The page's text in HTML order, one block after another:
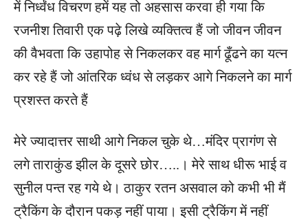
में निर्ध्वंध विचरण हमें यह तो अहसास करवा ही गया कि
रजनीश तिवारी एक पढ़े लिखे व्यक्तित्व हैं जो जीवन जीवन
की वैभवता कि उहापोह से निकलकर वह मार्ग ढूँढने का यत्न
कर रहे हैं जो आंतरिक ध्वंध से लड़कर आगे निकलने का मार्ग
प्रशस्त करते हैं
मेरे ज्यादात्तर साथी आगे निकल चुके थे…मंदिर प्रागंण से
लगे ताराकुंड झील के दूसरे छोर…..। मेरे साथ धीरू भाई व
सुनील पन्त रह गये थे। ठाकुर रतन असवाल को कभी भी मैं
ट्रैकिंग के दौरान पकड़ नहीं पाया। इसी ट्रैकिंग में नहीं